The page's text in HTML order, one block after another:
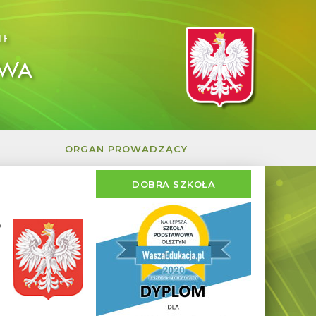
ORGAN PROWADZĄCY
DOBRA SZKOŁA